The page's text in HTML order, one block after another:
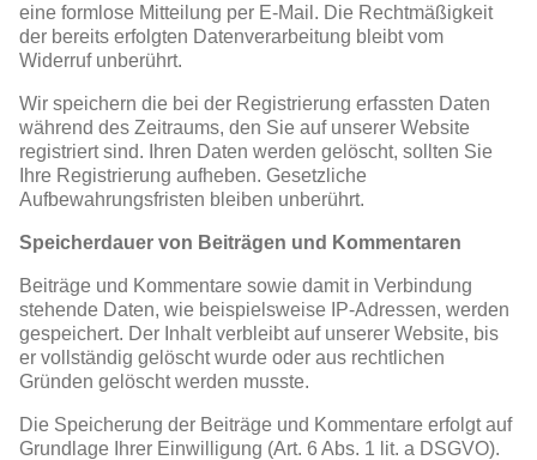
eine formlose Mitteilung per E-Mail. Die Rechtmäßigkeit
der bereits erfolgten Datenverarbeitung bleibt vom
Widerruf unberührt.
Wir speichern die bei der Registrierung erfassten Daten
während des Zeitraums, den Sie auf unserer Website
registriert sind. Ihren Daten werden gelöscht, sollten Sie
Ihre Registrierung aufheben. Gesetzliche
Aufbewahrungsfristen bleiben unberührt.
Speicherdauer von Beiträgen und Kommentaren
Beiträge und Kommentare sowie damit in Verbindung
stehende Daten, wie beispielsweise IP-Adressen, werden
gespeichert. Der Inhalt verbleibt auf unserer Website, bis
er vollständig gelöscht wurde oder aus rechtlichen
Gründen gelöscht werden musste.
Die Speicherung der Beiträge und Kommentare erfolgt auf
Grundlage Ihrer Einwilligung (Art. 6 Abs. 1 lit. a DSGVO).